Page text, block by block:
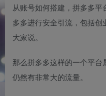
从账号如何搭建，拼多多
多多进行安全引流，包括
大家说。
那么拼多多这样的一个平
仍然有非常大的流量。